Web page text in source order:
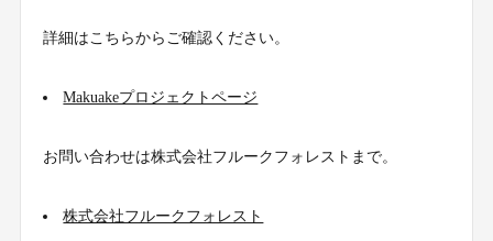
詳細はこちらからご確認ください。
Makuakeプロジェクトページ
お問い合わせは株式会社フルークフォレストまで。
株式会社フルークフォレスト